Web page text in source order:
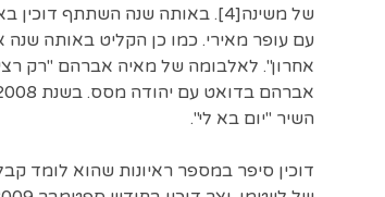
של משינה[4]. באותה שנה
עם עופר מאירי. כמו כן הקליט באותה
אחרון". לאלבומה של מאיה אברהם "רק
השיר "יום בא לי".